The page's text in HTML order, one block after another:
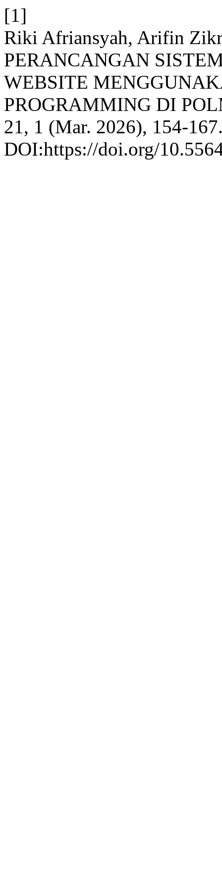
[1]
Riki Afriansyah, Arifin
PERANCANGAN
WEBSITE
PROGRAMMING DI
21, 1 (Mar. 2026), 154-
DOI:https://doi.org/